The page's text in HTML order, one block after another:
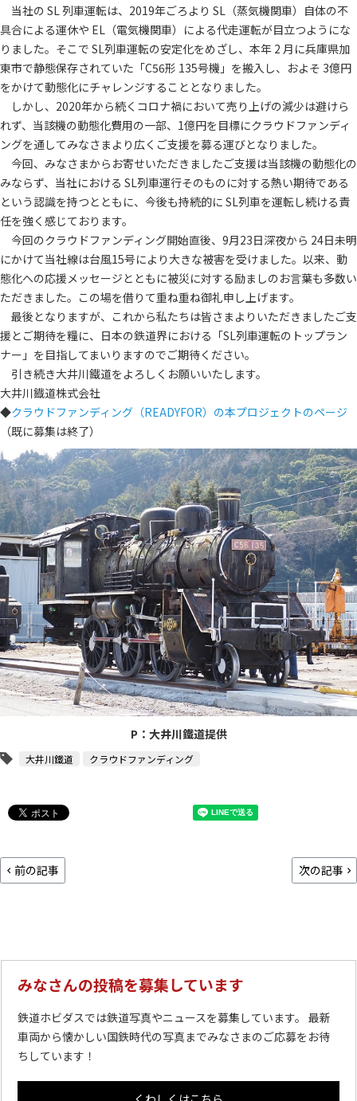
当社の SL 列車運転は、2019年ごろより SL（蒸気機関車）自体の不
具合による運休や EL（電気機関車）による代走運転が目立つようにな
りました。そこで SL列車運転の安定化をめざし、本年 2 月に兵庫県加
東市で静態保存されていた「C56形 135号機」を搬入し、およそ 3億円
をかけて動態化にチャレンジすることとなりました。
しかし、2020年から続くコロナ禍において売り上げの減少は避けら
れず、当該機の動態化費用の一部、1億円を目標にクラウドファンディ
ングを通してみなさまより広くご支援を募る運びとなりました。
今回、みなさまからお寄せいただきましたご支援は当該機の動態化の
みならず、当社における SL列車運行そのものに対する熱い期待である
という認識を持つとともに、今後も持続的に SL列車を運転し続ける責
任を強く感じております。
今回のクラウドファンディング開始直後、9月23日深夜から 24日未明
にかけて当社線は台風15号により大きな被害を受けました。以来、動
態化への応援メッセージとともに被災に対する励ましのお言葉も多数い
ただきました。この場を借りて重ね重ね御礼申し上げます。
最後となりますが、これから私たちは皆さまよりいただきましたご支
援とご期待を糧に、日本の鉄道界における「SL列車運転のトップラン
ナー」を目指してまいりますのでご期待ください。
引き続き大井川鐵道をよろしくお願いいたします。
大井川鐡道株式会社
◆クラウドファンディング（READYFOR）の本プロジェクトのページ
（既に募集は終了）
P：大井川鐵道提供
大井川鐵道 クラウドファンディング
前の記事 次の記事
みなさんの投稿を募集しています
鉄道ホビダスでは鉄道写真やニュースを募集しています。 最新
車両から懐かしい国鉄時代の写真までみなさまのご応募をお待
ちしています！